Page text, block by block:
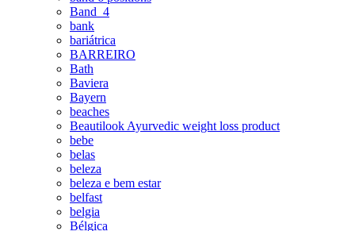
Band_4
bank
bariátrica
BARREIRO
Bath
Baviera
Bayern
beaches
Beautilook Ayurvedic weight loss product
bebe
belas
beleza
beleza e bem estar
belfast
belgia
Bélgica